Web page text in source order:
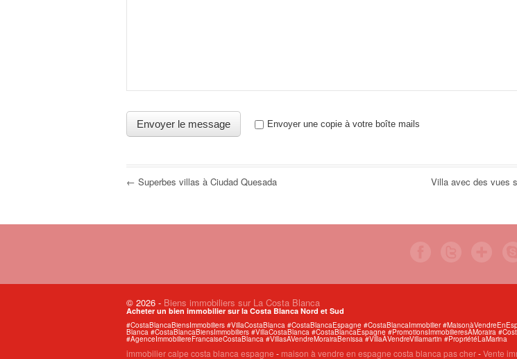
Envoyer une copie à votre boîte mails
← Superbes villas à Ciudad Quesada Villa avec des vues
© 2026 - Biens immobiliers sur La Costa Blanca
Acheter un bien immobilier sur la Costa Blanca Nord et Sud
#CostaBlancaBiensImmobiliers #VillaCostaBlanca #CostaBlancaEspagne #CostaBlancaImmobilier
Blanca #CostaBlancaBiensImmobiliers #VillaCostaBlanca #CostaBlancaEspagne #PromotionsImmobilieresÀMoraira
#AgenceImmobiliereFrancaiseCostaBlanca #VillasAVendreMorairaBenissa #VillaÀVendreVillamartin #PropriétéLaMarina
immobilier calpe costa blanca espagne - maison à vendre en espagne costa blanca pas cher-Vente